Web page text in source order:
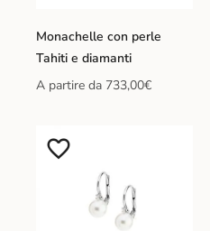
Monachelle con perle
Tahiti e diamanti
A partire da 733,00€